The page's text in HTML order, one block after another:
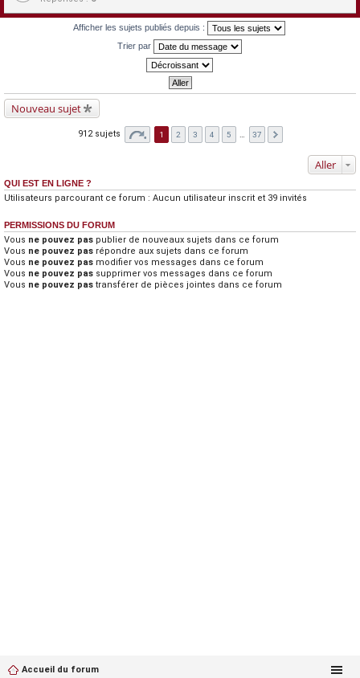
Afficher les sujets publiés depuis :
Trier par
Nouveau sujet
912 sujets 1 2 3 4 5 37
Aller
QUI EST EN LIGNE ?
Utilisateurs parcourant ce forum : Aucun utilisateur inscrit et 39 invités
PERMISSIONS DU FORUM
Vous ne pouvez pas publier de nouveaux sujets dans ce forum
Vous ne pouvez pas répondre aux sujets dans ce forum
Vous ne pouvez pas modifier vos messages dans ce forum
Vous ne pouvez pas supprimer vos messages dans ce forum
Vous ne pouvez pas transférer de pièces jointes dans ce forum
Accueil du forum